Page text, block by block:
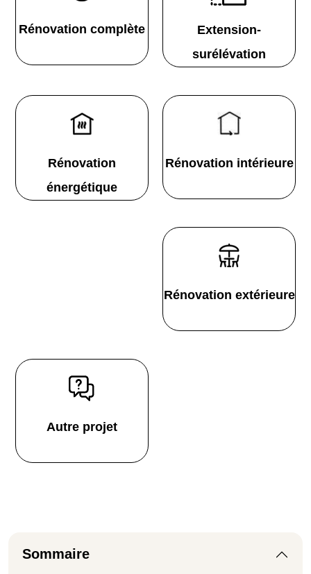
Rénovation complète
Extension-
surélévation
Rénovation
énergétique
Rénovation intérieure
Rénovation extérieure
Autre projet
Sommaire